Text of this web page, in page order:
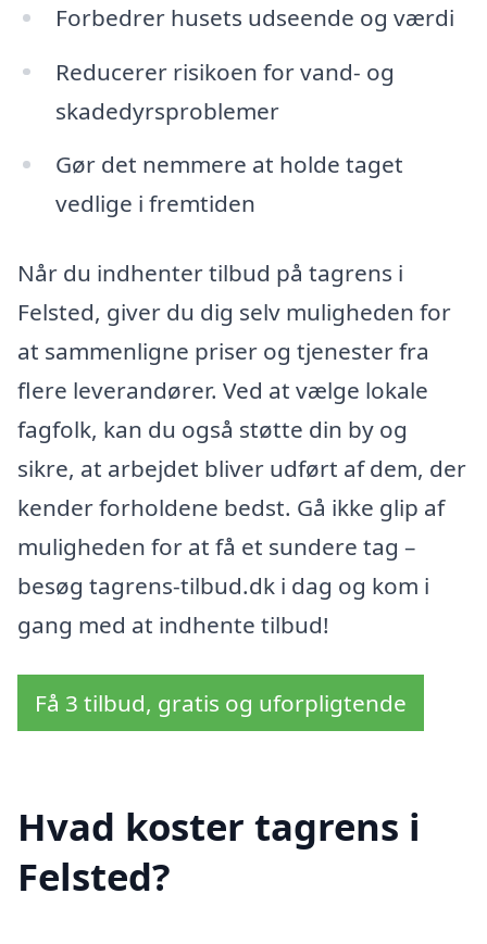
Forbedrer husets udseende og værdi
Reducerer risikoen for vand- og
skadedyrsproblemer
Gør det nemmere at holde taget
vedlige i fremtiden
Når du indhenter tilbud på tagrens i
Felsted, giver du dig selv muligheden for
at sammenligne priser og tjenester fra
flere leverandører. Ved at vælge lokale
fagfolk, kan du også støtte din by og
sikre, at arbejdet bliver udført af dem, der
kender forholdene bedst. Gå ikke glip af
muligheden for at få et sundere tag –
besøg tagrens-tilbud.dk i dag og kom i
gang med at indhente tilbud!
Få 3 tilbud, gratis og uforpligtende
Hvad koster tagrens i
Felsted?